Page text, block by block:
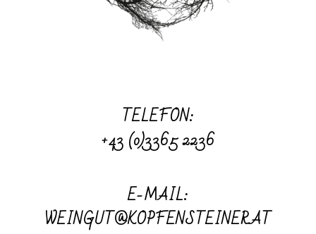
TELEFON:
+43 (0)3365 2236
E-MAIL:
WEINGUT@KOPFENSTEINER.AT